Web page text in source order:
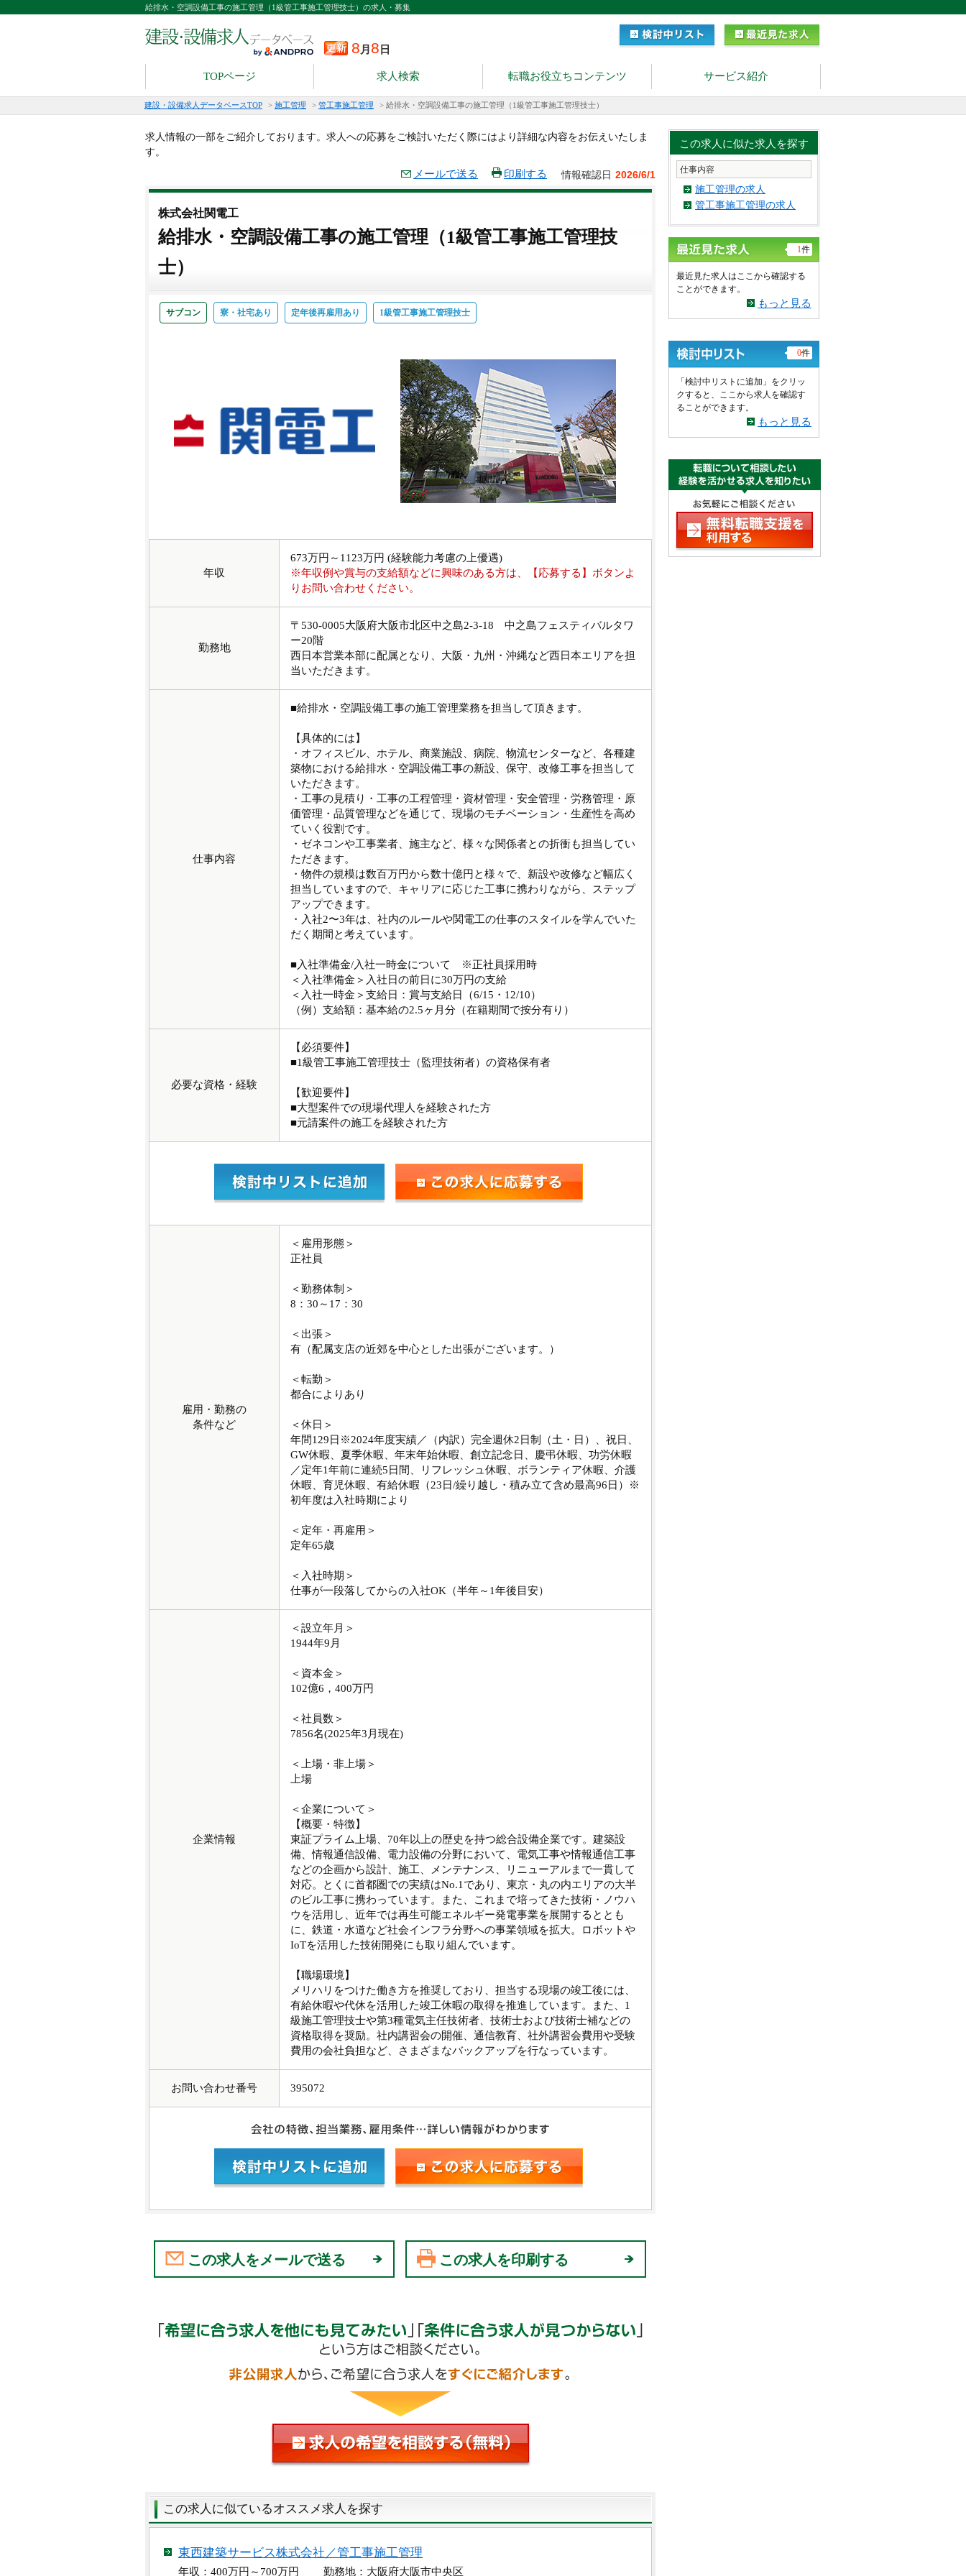
給排水・空調設備工事の施工管理（1級管工事施工管理技士）の求人・募集
8 月 8 日
TOPページ 求人検索 転職お役立ちコンテンツ サービス紹介
建設・設備求人データベースTOP > 施工管理 > 管工事施工管理 > 給排水・空調設備工事の施工管理（1級管工事施工管理技士）
求人情報の一部をご紹介しております。求人への応募をご検討いただく際にはより詳細な内容をお伝えいたしま
す。
情報確認日 2026/6/1
メールで送る 印刷する
株式会社関電工
給排水・空調設備工事の施工管理（1級管工事施工管理技
士）
サブコン 寮・社宅あり 定年後再雇用あり 1級管工事施工管理技士
年収
673万円～1123万円 (経験能力考慮の上優遇)
※年収例や賞与の支給額などに興味のある方は、【応募する】ボタンよ
りお問い合わせください。
勤務地
〒530-0005大阪府大阪市北区中之島2-3-18 中之島フェスティバルタワ
ー20階
西日本営業本部に配属となり、大阪・九州・沖縄など西日本エリアを担
当いただきます。
仕事内容
■給排水・空調設備工事の施工管理業務を担当して頂きます。
【具体的には】
・オフィスビル、ホテル、商業施設、病院、物流センターなど、各種建
築物における給排水・空調設備工事の新設、保守、改修工事を担当して
いただきます。
・工事の見積り・工事の工程管理・資材管理・安全管理・労務管理・原
価管理・品質管理などを通じて、現場のモチベーション・生産性を高め
ていく役割です。
・ゼネコンや工事業者、施主など、様々な関係者との折衝も担当してい
ただきます。
・物件の規模は数百万円から数十億円と様々で、新設や改修など幅広く
担当していますので、キャリアに応じた工事に携わりながら、ステップ
アップできます。
・入社2〜3年は、社内のルールや関電工の仕事のスタイルを学んでいた
だく期間と考えています。
■入社準備金/入社一時金について ※正社員採用時
＜入社準備金＞入社日の前日に30万円の支給
＜入社一時金＞支給日：賞与支給日（6/15・12/10）
（例）支給額：基本給の2.5ヶ月分（在籍期間で按分有り）
必要な資格・経験
【必須要件】
■1級管工事施工管理技士（監理技術者）の資格保有者
【歓迎要件】
■大型案件での現場代理人を経験された方
■元請案件の施工を経験された方
雇用・勤務の
条件など
＜雇用形態＞
正社員
＜勤務体制＞
8：30～17：30
＜出張＞
有（配属支店の近郊を中心とした出張がございます。）
＜転勤＞
都合によりあり
＜休日＞
年間129日※2024年度実績／（内訳）完全週休2日制（土・日）、祝日、
GW休暇、夏季休暇、年末年始休暇、創立記念日、慶弔休暇、功労休暇
／定年1年前に連続5日間、リフレッシュ休暇、ボランティア休暇、介護
休暇、育児休暇、有給休暇（23日/繰り越し・積み立て含め最高96日）※
初年度は入社時期により
＜定年・再雇用＞
定年65歳
＜入社時期＞
仕事が一段落してからの入社OK（半年～1年後目安）
企業情報
＜設立年月＞
1944年9月
＜資本金＞
102億6，400万円
＜社員数＞
7856名(2025年3月現在)
＜上場・非上場＞
上場
＜企業について＞
【概要・特徴】
東証プライム上場、70年以上の歴史を持つ総合設備企業です。建築設
備、情報通信設備、電力設備の分野において、電気工事や情報通信工事
などの企画から設計、施工、メンテナンス、リニューアルまで一貫して
対応。とくに首都圏での実績はNo.1であり、東京・丸の内エリアの大半
のビル工事に携わっています。また、これまで培ってきた技術・ノウハ
ウを活用し、近年では再生可能エネルギー発電事業を展開するととも
に、鉄道・水道など社会インフラ分野への事業領域を拡大。ロボットや
IoTを活用した技術開発にも取り組んでいます。
【職場環境】
メリハリをつけた働き方を推奨しており、担当する現場の竣工後には、
有給休暇や代休を活用した竣工休暇の取得を推進しています。また、1
級施工管理技士や第3種電気主任技術者、技術士および技術士補などの
資格取得を奨励。社内講習会の開催、通信教育、社外講習会費用や受験
費用の会社負担など、さまざまなバックアップを行なっています。
お問い合わせ番号 395072
この求人をメールで送る この求人を印刷する
この求人に似ているオススメ求人を探す
東西建築サービス株式会社／管工事施工管理
年収：400万円～700万円 勤務地：大阪府大阪市中央区
この求人に似た求人を探す
仕事内容
施工管理の求人
管工事施工管理の求人
1件
最近見た求人はここから確認する
ことができます。
もっと見る
0件
「検討中リストに追加」をクリッ
クすると、ここから求人を確認す
ることができます。
もっと見る